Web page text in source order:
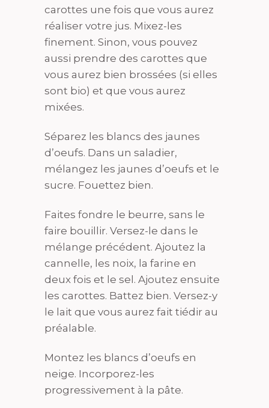
carottes une fois que vous aurez
réaliser votre jus. Mixez-les
finement. Sinon, vous pouvez
aussi prendre des carottes que
vous aurez bien brossées (si elles
sont bio) et que vous aurez
mixées.
Séparez les blancs des jaunes
d’oeufs. Dans un saladier,
mélangez les jaunes d’oeufs et le
sucre. Fouettez bien.
Faites fondre le beurre, sans le
faire bouillir. Versez-le dans le
mélange précédent. Ajoutez la
cannelle, les noix, la farine en
deux fois et le sel. Ajoutez ensuite
les carottes. Battez bien. Versez-y
le lait que vous aurez fait tiédir au
préalable.
Montez les blancs d’oeufs en
neige. Incorporez-les
progressivement à la pâte.